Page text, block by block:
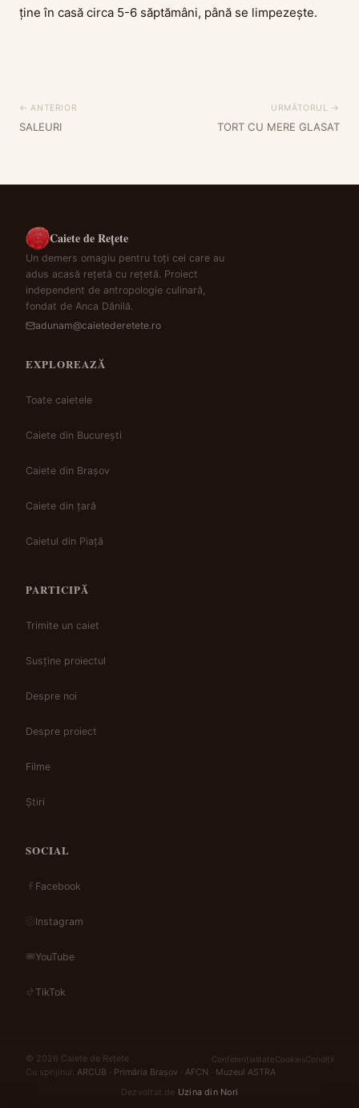
ține în casă circa 5-6 săptămâni, până se limpezește.
← ANTERIOR
SALEURI
URMĂTORUL →
TORT CU MERE GLASAT
Caiete de Rețete
Un demers omagiu pentru toți cei care au
adus acasă rețetă cu rețetă. Proiect
independent de antropologie culinară,
fondat de Anca Dănilă.
adunam@caietederetete.ro
EXPLOREAZĂ
Toate caietele
Caiete din București
Caiete din Brașov
Caiete din țară
Caietul din Piață
PARTICIPĂ
Trimite un caiet
Susține proiectul
Despre noi
Despre proiect
Filme
Știri
SOCIAL
Facebook
Instagram
YouTube
TikTok
© 2026 Caiete de Rețete ConfidențialitateCookiesCondiții
Cu sprijinul: ARCUB · Primăria Brașov · AFCN · Muzeul ASTRA
Dezvoltat de Uzina din Nori